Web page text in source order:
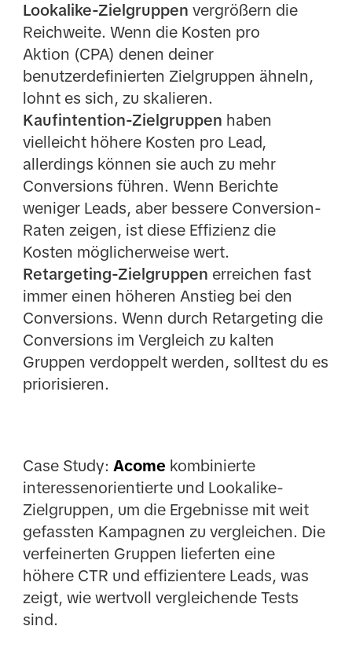
Lookalike-Zielgruppen vergrößern die
Reichweite. Wenn die Kosten pro
Aktion (CPA) denen deiner
benutzerdefinierten Zielgruppen ähneln,
lohnt es sich, zu skalieren.
Kaufintention-Zielgruppen haben
vielleicht höhere Kosten pro Lead,
allerdings können sie auch zu mehr
Conversions führen. Wenn Berichte
weniger Leads, aber bessere Conversion-
Raten zeigen, ist diese Effizienz die
Kosten möglicherweise wert.
Retargeting-Zielgruppen erreichen fast
immer einen höheren Anstieg bei den
Conversions. Wenn durch Retargeting die
Conversions im Vergleich zu kalten
Gruppen verdoppelt werden, solltest du es
priorisieren.
Case Study: Acome kombinierte
interessenorientierte und Lookalike-
Zielgruppen, um die Ergebnisse mit weit
gefassten Kampagnen zu vergleichen. Die
verfeinerten Gruppen lieferten eine
höhere CTR und effizientere Leads, was
zeigt, wie wertvoll vergleichende Tests
sind.